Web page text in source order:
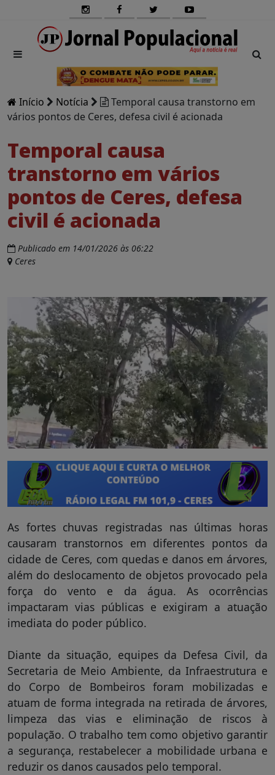
Início Notícia
Temporal causa transtorno em
vários pontos de Ceres, defesa civil é acionada
Temporal causa
transtorno em vários
pontos de Ceres, defesa
civil é acionada
Publicado em 14/01/2026 às 06:22
Ceres
As fortes chuvas registradas nas últimas horas
causaram transtornos em diferentes pontos da
cidade de Ceres, com quedas e danos em árvores,
além do deslocamento de objetos provocado pela
força do vento e da água. As ocorrências
impactaram vias públicas e exigiram a atuação
imediata do poder público.
Diante da situação, equipes da Defesa Civil, da
Secretaria de Meio Ambiente, da Infraestrutura e
do Corpo de Bombeiros foram mobilizadas e
atuam de forma integrada na retirada de árvores,
limpeza das vias e eliminação de riscos à
população. O trabalho tem como objetivo garantir
a segurança, restabelecer a mobilidade urbana e
reduzir os danos causados pelo temporal.